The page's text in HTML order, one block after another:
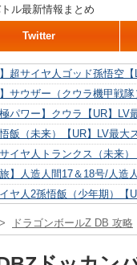
ル最新情報まとめ
Twitter
超サイヤ人ゴッド孫悟空
サウザー（クウラ機甲戦
パワー】クウラ【UR】LV
飯（未来）【UR】LV最大
イヤ人トランクス（未来
】人造人間17＆18号/人造
ヤ人2孫悟飯（少年期）【
人造人間18号【UR】LV
クリリン【UR】LV最大ス
造人間16号【UR】LV最
ドラゴンボールZ DB 攻略